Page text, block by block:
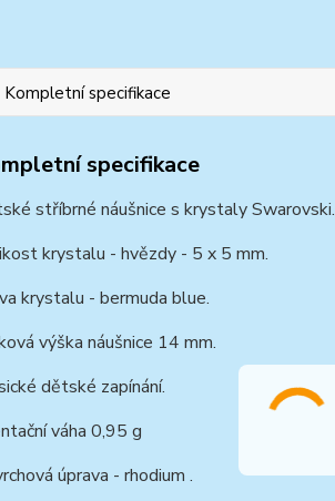
Kompletní specifikace
specifikace
stříbrné náušnice s krystaly Swarovski.
krystalu - hvězdy - 5 x 5 mm.
krystalu - bermuda blue.
výška náušnice 14 mm.
dětské zapínání.
váha 0,95 g
úprava - rhodium .